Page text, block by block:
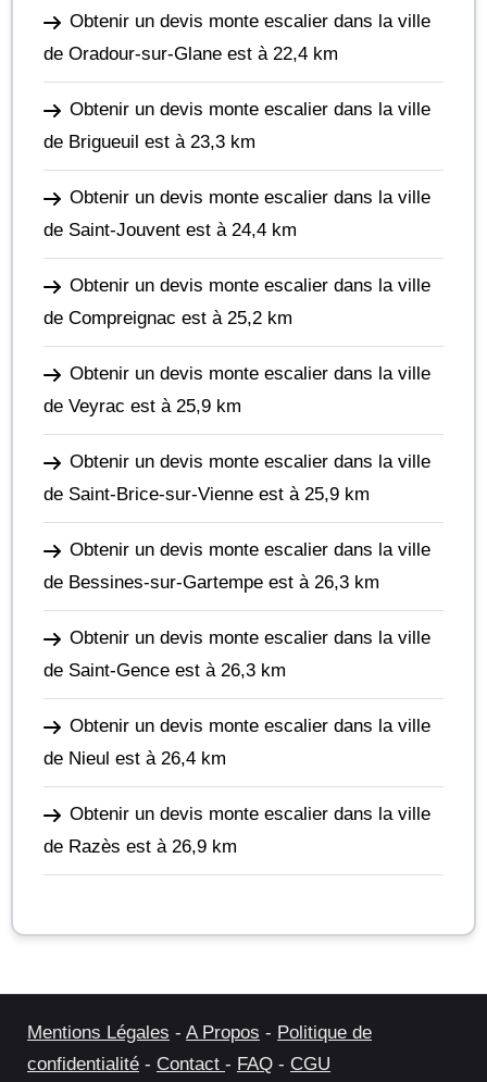
Obtenir un devis monte escalier dans la ville
de Oradour-sur-Glane est à 22,4 km
Obtenir un devis monte escalier dans la ville
de Brigueuil est à 23,3 km
Obtenir un devis monte escalier dans la ville
de Saint-Jouvent est à 24,4 km
Obtenir un devis monte escalier dans la ville
de Compreignac est à 25,2 km
Obtenir un devis monte escalier dans la ville
de Veyrac est à 25,9 km
Obtenir un devis monte escalier dans la ville
de Saint-Brice-sur-Vienne est à 25,9 km
Obtenir un devis monte escalier dans la ville
de Bessines-sur-Gartempe est à 26,3 km
Obtenir un devis monte escalier dans la ville
de Saint-Gence est à 26,3 km
Obtenir un devis monte escalier dans la ville
de Nieul est à 26,4 km
Obtenir un devis monte escalier dans la ville
de Razès est à 26,9 km
Mentions Légales - A Propos - Politique de
confidentialité - Contact - FAQ - CGU